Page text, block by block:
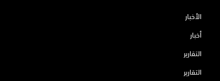
الأخبار
أخبار
التقارير
التقارير